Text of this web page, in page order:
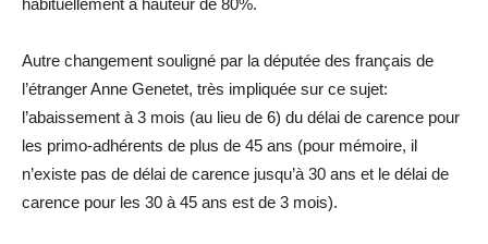
habituellement à hauteur de 80%.
Autre changement souligné par la députée des français de
l’étranger Anne Genetet, très impliquée sur ce sujet:
l’abaissement à 3 mois (au lieu de 6) du délai de carence pour
les primo-adhérents de plus de 45 ans (pour mémoire, il
n’existe pas de délai de carence jusqu’à 30 ans et le délai de
carence pour les 30 à 45 ans est de 3 mois).